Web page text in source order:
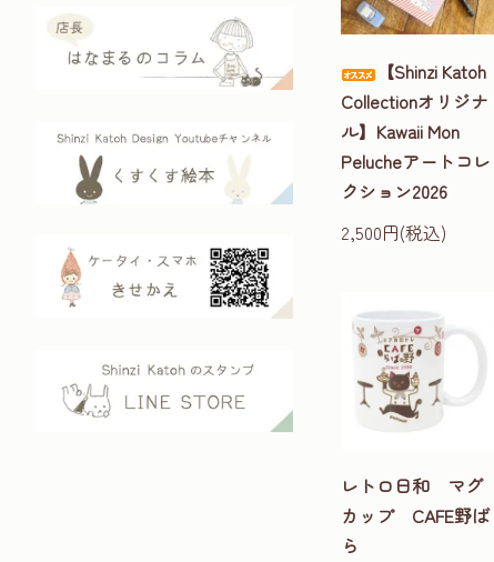
【Shinzi Katoh
Collectionオリジナ
ル】Kawaii Mon
Pelucheアートコレ
クション2026
2,500円(税込)
レトロ日和 マグ
カップ CAFE野ば
ら